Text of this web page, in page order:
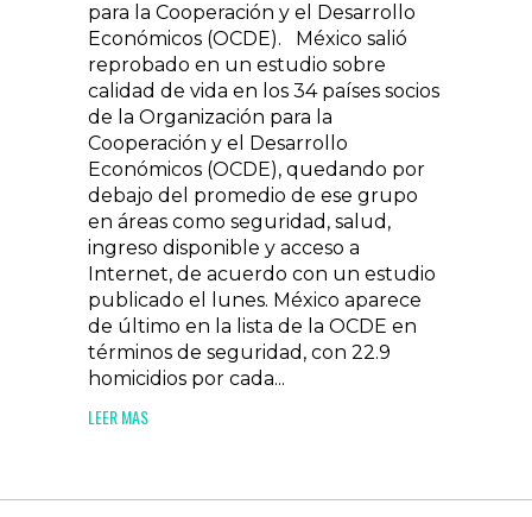
para la Cooperación y el Desarrollo
Económicos (OCDE). México salió
reprobado en un estudio sobre
calidad de vida en los 34 países socios
de la Organización para la
Cooperación y el Desarrollo
Económicos (OCDE), quedando por
debajo del promedio de ese grupo
en áreas como seguridad, salud,
ingreso disponible y acceso a
Internet, de acuerdo con un estudio
publicado el lunes. México aparece
de último en la lista de la OCDE en
términos de seguridad, con 22.9
homicidios por cada...
LEER MAS